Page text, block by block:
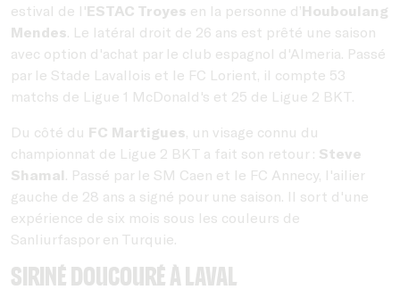
estival de l'ESTAC Troyes en la personne d’Houboulang
Mendes. Le latéral droit de 26 ans est prêté une saison
avec option d'achat par le club espagnol d'Almeria. Passé
par le Stade Lavallois et le FC Lorient, il compte 53
matchs de Ligue 1 McDonald's et 25 de Ligue 2 BKT.
Du côté du FC Martigues, un visage connu du
championnat de Ligue 2 BKT a fait son retour : Steve
Shamal. Passé par le SM Caen et le FC Annecy, l'ailier
gauche de 28 ans a signé pour une saison. Il sort d'une
expérience de six mois sous les couleurs de
Sanliurfaspor en Turquie.
Siriné Doucouré à Laval